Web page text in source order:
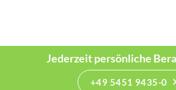
Jederzeit persönliche
+49 5451 9435-0